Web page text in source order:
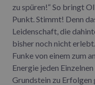
zu spüren!“ So bringt
Punkt. Stimmt! Denn
Leidenschaft, die
bisher noch nicht
Funke von einem zum
Energie jeden
Grundstein zu Erfolgen